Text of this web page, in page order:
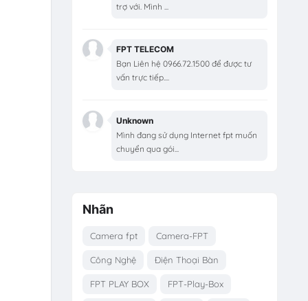
trợ với. Mình ...
FPT TELECOM
Bạn Liên hệ 0966.72.1500 để được tư
vấn trực tiếp....
Unknown
Mình đang sử dụng Internet fpt muốn
chuyển qua gói...
Nhãn
Camera fpt Camera-FPT
Công Nghệ Điện Thoại Bàn
FPT PLAY BOX FPT-Play-Box